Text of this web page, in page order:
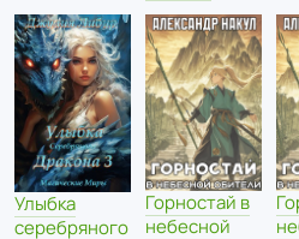
Улыбка
серебряного
Горностай в
небесной